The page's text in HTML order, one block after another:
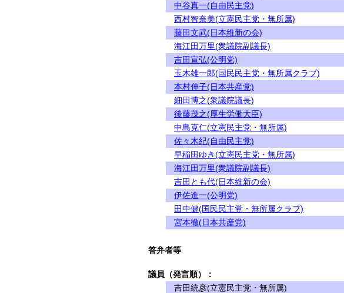
中谷真一(自由民主党)
西村智奈美(立憲民主党・無所属)
藤田文武(日本維新の会)
海江田万里(衆議院副議長)
吉田宣弘(公明党)
玉木雄一郎(国民民主党・無所属クラブ)
本村伸子(日本共産党)
細田博之(衆議院議長)
後藤茂之(厚生労働大臣)
中島克仁(立憲民主党・無所属)
佐々木紀(自由民主党)
早稲田ゆき(立憲民主党・無所属)
海江田万里(衆議院副議長)
吉田とも代(日本維新の会)
伊佐進一(公明党)
田中健(国民民主党・無所属クラブ)
宮本徹(日本共産党)
答弁者等
議員（発言順）：
吉田統彦(立憲民主党・無所属)